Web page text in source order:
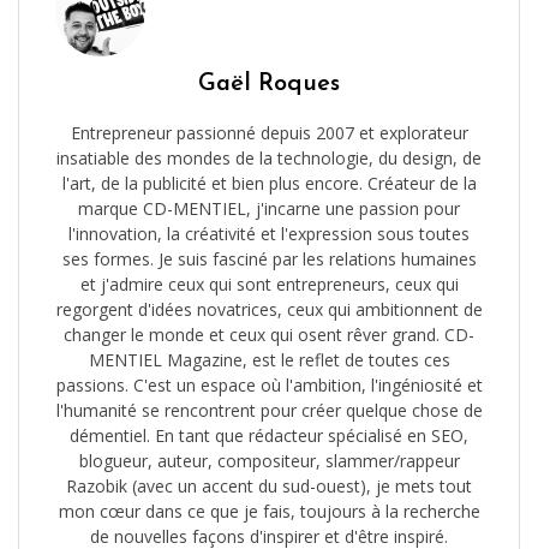
Gaël Roques
Entrepreneur passionné depuis 2007 et explorateur
insatiable des mondes de la technologie, du design, de
l'art, de la publicité et bien plus encore. Créateur de la
marque CD-MENTIEL, j'incarne une passion pour
l'innovation, la créativité et l'expression sous toutes
ses formes. Je suis fasciné par les relations humaines
et j'admire ceux qui sont entrepreneurs, ceux qui
regorgent d'idées novatrices, ceux qui ambitionnent de
changer le monde et ceux qui osent rêver grand. CD-
MENTIEL Magazine, est le reflet de toutes ces
passions. C'est un espace où l'ambition, l'ingéniosité et
l'humanité se rencontrent pour créer quelque chose de
démentiel. En tant que rédacteur spécialisé en SEO,
blogueur, auteur, compositeur, slammer/rappeur
Razobik (avec un accent du sud-ouest), je mets tout
mon cœur dans ce que je fais, toujours à la recherche
de nouvelles façons d'inspirer et d'être inspiré.